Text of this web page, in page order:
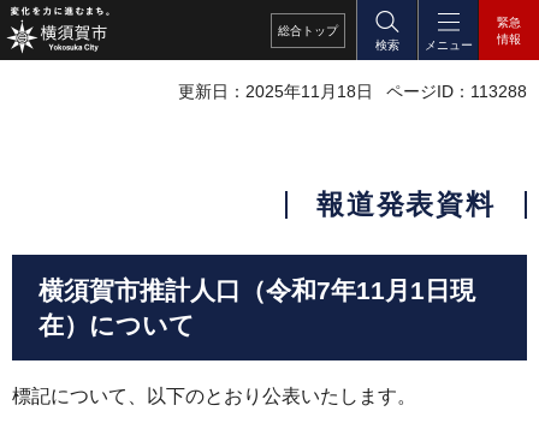
総合 トップ
検索
メニュー
緊急
情報
更新日：2025年11月18日 ページID：113288
報道発表資料
横須賀市推計人口（令和7年11月1日現
在）について
標記について、以下のとおり公表いたします。